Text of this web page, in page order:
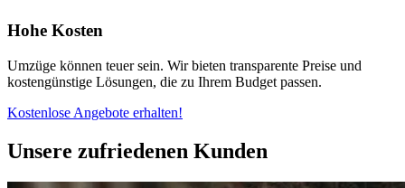
Hohe Kosten
Umzüge können teuer sein. Wir bieten transparente Preise und
kostengünstige Lösungen, die zu Ihrem Budget passen.
Kostenlose Angebote erhalten!
Unsere zufriedenen Kunden